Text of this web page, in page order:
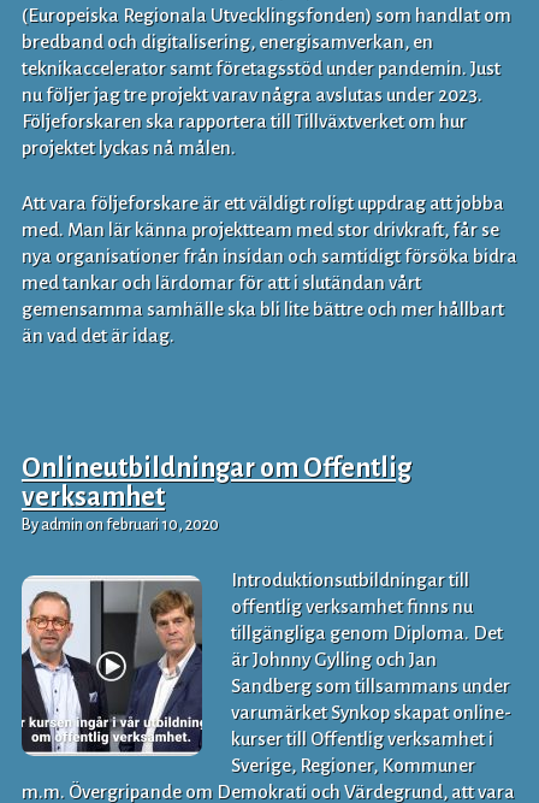
(Europeiska Regionala Utvecklingsfonden) som handlat om
bredband och digitalisering, energisamverkan, en
teknikaccelerator samt företagsstöd under pandemin. Just
nu följer jag tre projekt varav några avslutas under 2023.
Följeforskaren ska rapportera till Tillväxtverket om hur
projektet lyckas nå målen.
Att vara följeforskare är ett väldigt roligt uppdrag att jobba
med. Man lär känna projektteam med stor drivkraft, får se
nya organisationer från insidan och samtidigt försöka bidra
med tankar och lärdomar för att i slutändan vårt
gemensamma samhälle ska bli lite bättre och mer hållbart
än vad det är idag.
Onlineutbildningar om Offentlig
verksamhet
By admin on februari 10, 2020
Introduktionsutbildningar till
offentlig verksamhet finns nu
tillgängliga genom Diploma. Det
är Johnny Gylling och Jan
Sandberg som tillsammans under
varumärket Synkop skapat online-
kurser till Offentlig verksamhet i
Sverige, Regioner, Kommuner
m.m. Övergripande om Demokrati och Värdegrund, att vara